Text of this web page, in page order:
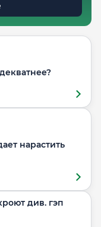
нарастить
див. гэп